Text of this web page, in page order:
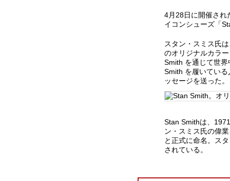
4月28日に開催され
イコンシューズ「
スタン・スミス氏
のオリジナルカラ
Smith を通じて世
Smith を履いてい
ッセージを送った。
Stan Smithは、
ン・スミス氏の偉
と正式に命名。ス
されている。